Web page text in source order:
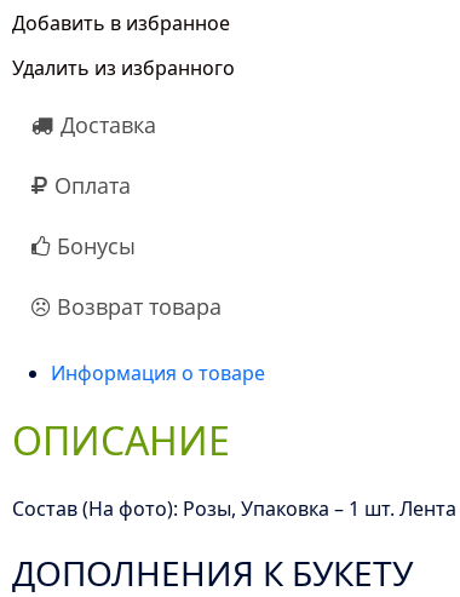
Реджентс
(50
Добавить в избранное
Удалить из избранного
Доставка
Оплата
Бонусы
Возврат товара
Информация о товаре
ОПИСАНИЕ
Состав (На фото): Розы, Упаковка – 1 шт. Лента
ДОПОЛНЕНИЯ К БУКЕТУ